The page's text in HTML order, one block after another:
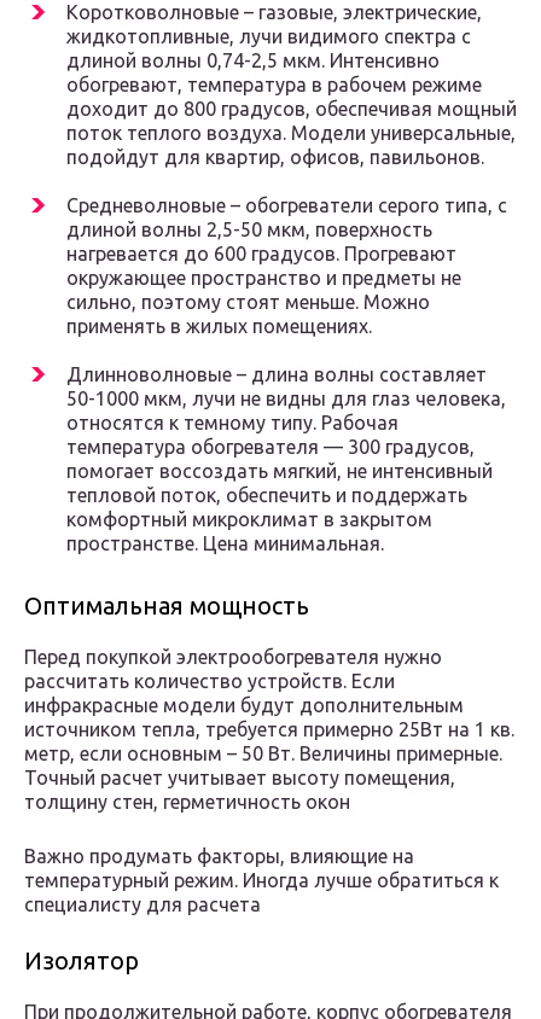
Коротковолновые – газовые, электрические,
жидкотопливные, лучи видимого спектра с
длиной волны 0,74-2,5 мкм. Интенсивно
обогревают, температура в рабочем режиме
доходит до 800 градусов, обеспечивая мощный
поток теплого воздуха. Модели универсальные,
подойдут для квартир, офисов, павильонов.
Средневолновые – обогреватели серого типа, с
длиной волны 2,5-50 мкм, поверхность
нагревается до 600 градусов. Прогревают
окружающее пространство и предметы не
сильно, поэтому стоят меньше. Можно
применять в жилых помещениях.
Длинноволновые – длина волны составляет
50-1000 мкм, лучи не видны для глаз человека,
относятся к темному типу. Рабочая
температура обогревателя — 300 градусов,
помогает воссоздать мягкий, не интенсивный
тепловой поток, обеспечить и поддержать
комфортный микроклимат в закрытом
пространстве. Цена минимальная.
Оптимальная мощность
Перед покупкой электрообогревателя нужно
рассчитать количество устройств. Если
инфракрасные модели будут дополнительным
источником тепла, требуется примерно 25Вт на 1 кв.
метр, если основным – 50 Вт. Величины примерные.
Точный расчет учитывает высоту помещения,
толщину стен, герметичность окон
Важно продумать факторы, влияющие на
температурный режим. Иногда лучше обратиться к
специалисту для расчета
Изолятор
При продолжительной работе, корпус обогревателя